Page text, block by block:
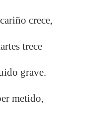
crece,
trece
grave.
metido,